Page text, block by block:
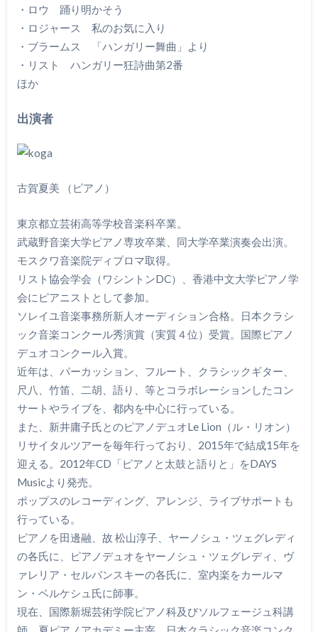
・ロウ 踊り明かそう
・ロジャース 私のお気に入り
・ブラームス 「ハンガリー舞曲」より
・リスト ハンガリー狂詩曲第2番
ほか
出演者
古賀夏美 （ピアノ）
東京都立芸術高等学校音楽科卒業。
武蔵野音楽大学ピアノ専攻卒業、同大学卒業演奏会出演。
モスクワ音楽院ディプロマ取得。
リスト協会学会（ワシントンDC）、香港中文大学ピアノ学
会にピアニストとして参加。
ソレイユ音楽事務所新人オーディション合格。日本クラシ
ック音楽コンクール秀演賞（実質４位）受賞。国際ピアノ
デュオコンクール入賞。
近年は、パーカッション、フルート、クラシックギター、
尺八、竹笛、二胡、語り、等とコラボレーションしたコン
サートやライブを、都内を中心に行っている。
また、新井庸子氏とのピアノデュオLe Lion（ル・リオン）
リサイタルツアーを毎年行っており、2015年で結成15年を
迎える。2012年CD「ピアノと太鼓と語りと」をDAYS
Musicより発売。
ポップスのレコーディング、アレンジ、ライブサポートも
行っている。
ピアノを田邊融、故 松山淳子、ヤーノシュ・ツェグレディ
の各氏に、ピアノデュオをヤーノシュ・ツェグレディ、ヴ
ァレリア・セルバンスキーの各氏に、室内楽をカールマ
ン・ベルケシュ氏に師事。
現在、国際新堀芸術学院ピアノ科及びソルフェージュ科講